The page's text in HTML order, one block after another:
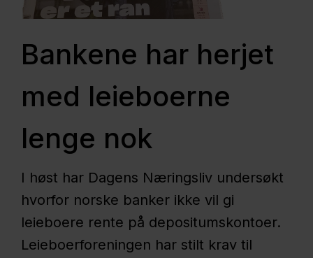
Bankene har herjet
med leieboerne
lenge nok
I høst har Dagens Næringsliv undersøkt
hvorfor norske banker ikke vil gi
leieboere rente på depositumskontoer.
Leieboerforeningen har stilt krav til